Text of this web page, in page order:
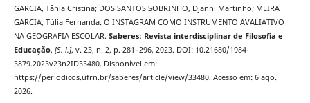
GARCIA, Tânia Cristina; DOS SANTOS SOBRINHO, Djanni Martinho; MEIRA
GARCIA, Túlia Fernanda. O INSTAGRAM COMO INSTRUMENTO AVALIATIVO
NA GEOGRAFIA ESCOLAR. Saberes: Revista interdisciplinar de Filosofia e
Educação, [S. l.], v. 23, n. 2, p. 281–296, 2023. DOI: 10.21680/1984-
3879.2023v23n2ID33480. Disponível em:
https://periodicos.ufrn.br/saberes/article/view/33480. Acesso em: 6 ago.
2026.